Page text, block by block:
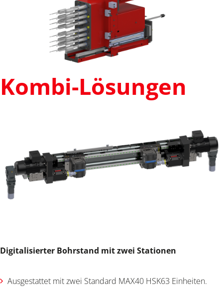
Kombi-Lösungen
Digitalisierter Bohrstand mit zwei Stationen
Ausgestattet mit zwei Standard MAX40 HSK63 Einheiten.